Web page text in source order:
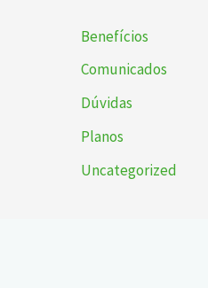
Benefícios
Comunicados
Dúvidas
Planos
Uncategorized